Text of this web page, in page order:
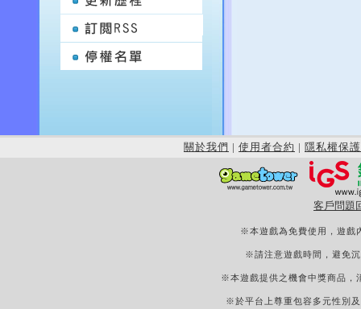
關於我們 | 使用者合約 | 隱私權保護
客戶問題
※本遊戲為免費使用，遊戲
※請注意遊戲時間，避免
※本遊戲提供之機會中獎商品，
※於平台上尊重包容多元性別